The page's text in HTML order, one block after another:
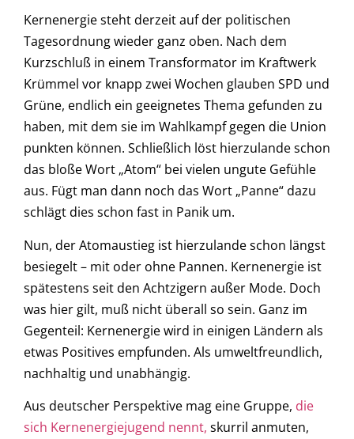
Kernenergie steht derzeit auf der politischen
Tagesordnung wieder ganz oben. Nach dem
Kurzschluß in einem Transformator im Kraftwerk
Krümmel vor knapp zwei Wochen glauben SPD und
Grüne, endlich ein geeignetes Thema gefunden zu
haben, mit dem sie im Wahlkampf gegen die Union
punkten können. Schließlich löst hierzulande schon
das bloße Wort „Atom“ bei vielen ungute Gefühle
aus. Fügt man dann noch das Wort „Panne“ dazu
schlägt dies schon fast in Panik um.
Nun, der Atomaustieg ist hierzulande schon längst
besiegelt – mit oder ohne Pannen. Kernenergie ist
spätestens seit den Achtzigern außer Mode. Doch
was hier gilt, muß nicht überall so sein. Ganz im
Gegenteil: Kernenergie wird in einigen Ländern als
etwas Positives empfunden. Als umweltfreundlich,
nachhaltig und unabhängig.
Aus deutscher Perspektive mag eine Gruppe, die
sich Kernenergiejugend nennt, skurril anmuten,